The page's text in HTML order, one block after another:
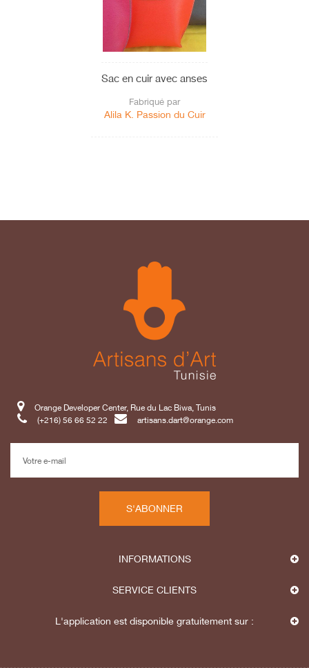
Sac en cuir avec anses
Fabriqué par
Alila K. Passion du Cuir
Orange Developer Center, Rue du Lac Biwa, Tunis
(+216) 56 66 52 22
artisans.dart@orange.com
S'ABONNER
INFORMATIONS
SERVICE CLIENTS
L'application est disponible gratuitement sur :